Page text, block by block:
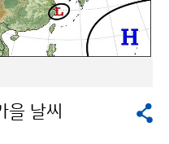
. [서울 8월 1일 ~ 9월
량 순위] 순위 강수일수
일 2010 1 1318.6m
량이 풍부하고, 일교차가
운 단풍을 기대할 수 있
정기의 기준은 산 전체
소와 관련이 있으며, 기
을 날씨